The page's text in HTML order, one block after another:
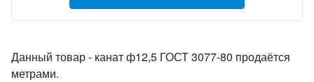
Данный товар - канат ф12,5 ГОСТ 3077-80 продаётся
метрами.